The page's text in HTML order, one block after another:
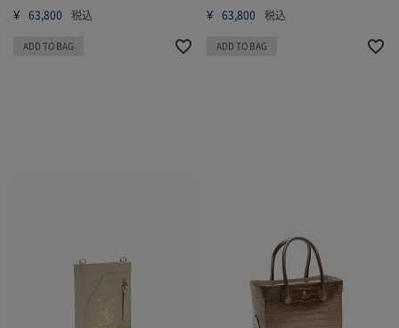
¥ 63,800 税込
ADD TO BAG
¥ 63,800 税込
ADD TO BAG